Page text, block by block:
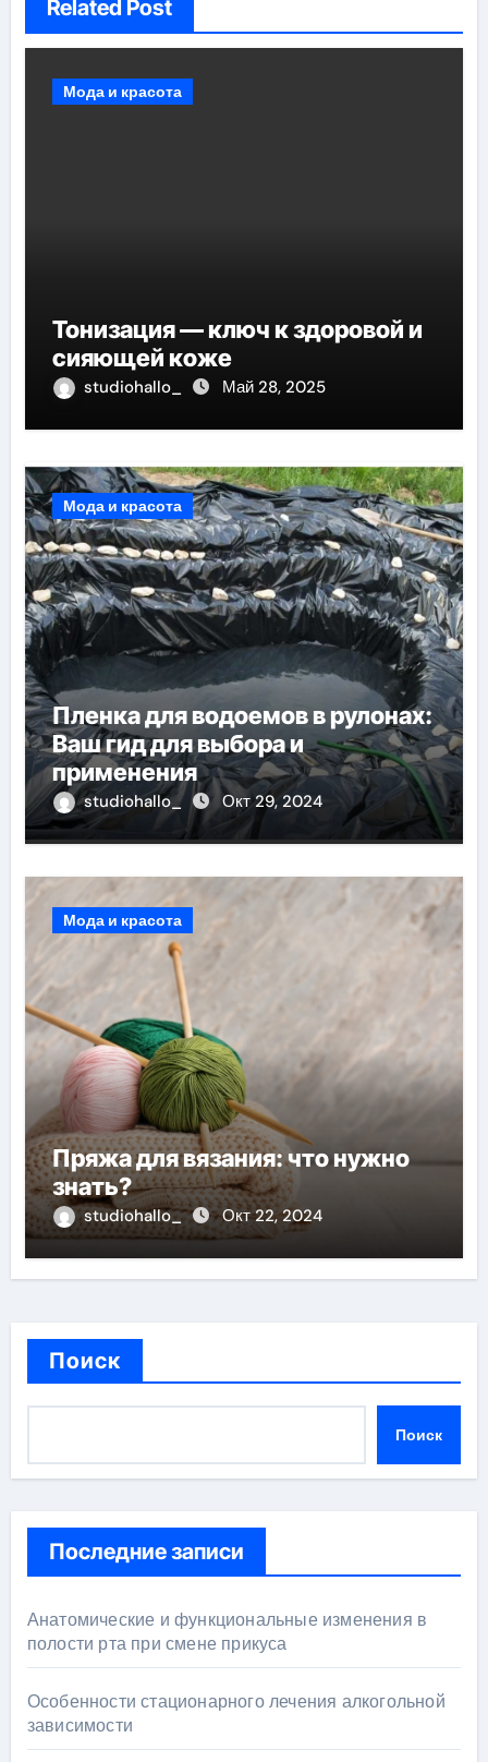
Related Post
Мода и красота
Тонизация — ключ к здоровой и
сияющей коже
studiohallo_ Май 28, 2025
Мода и красота
Пленка для водоемов в рулонах:
Ваш гид для выбора и
применения
studiohallo_ Окт 29, 2024
Мода и красота
Пряжа для вязания: что нужно
знать?
studiohallo_ Окт 22, 2024
Поиск
Поиск
Последние записи
Анатомические и функциональные изменения в
полости рта при смене прикуса
Особенности стационарного лечения алкогольной
зависимости